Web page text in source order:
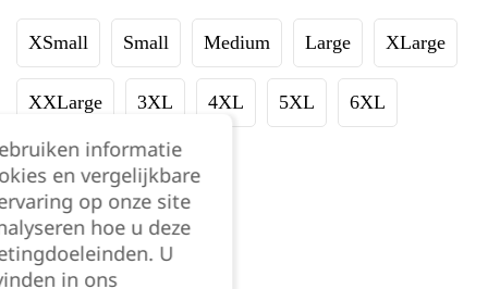
XSmall Small Medium Large XLarge
XXLarge 3XL 4XL 5XL 6XL
7XL 8XL
Kies je aantal:
informatie
en vergelijkbare
op onze site
hoe u deze
U
in ons